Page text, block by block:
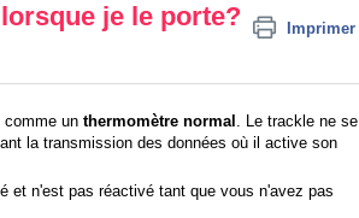
je le porte? Imprimer
comme un thermomètre normal . Le trackle ne se
la transmission des données où il active son
et n'est pas réactivé tant que vous n'avez pas